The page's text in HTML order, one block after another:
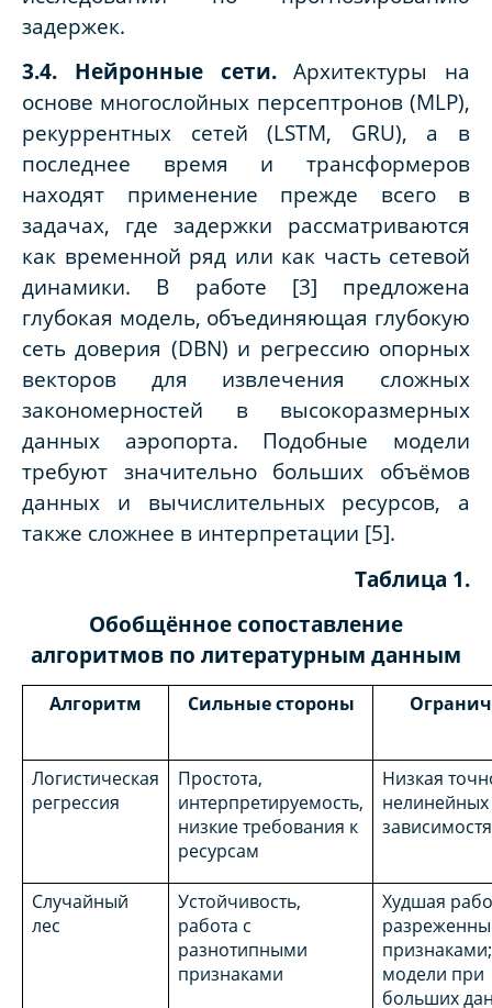
задержек.
3.4. Нейронные сети.Архитектуры на
основе многослойных персептронов (MLP),
рекуррентных сетей (LSTM, GRU), а в
последнее время и трансформеров
находят применение прежде всего в
задачах, где задержки рассматриваются
как временной ряд или как часть сетевой
динамики. В работе [3] предложена
глубокая модель, объединяющая глубокую
сеть доверия (DBN) и регрессию опорных
векторов для извлечения сложных
закономерностей в высокоразмерных
данных аэропорта. Подобные модели
требуют значительно больших объёмов
данных и вычислительных ресурсов, а
также сложнее в интерпретации [5].
Таблица 1.
Обобщённое сопоставление
алгоритмов по литературным данным
Алгоритм Сильные стороны
Логистическая
регрессия
Простота,
интерпретируемость,
низкие требования к
ресурсам
Низкая
нелинейных
Случайный
лес
Устойчивость,
работа с
разнотипными
признаками
Худшая
модели при
больших